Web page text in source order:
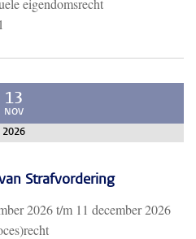
eigendomsrecht
13
NOV
2026
Strafvordering
2026t/m 11 december 2026